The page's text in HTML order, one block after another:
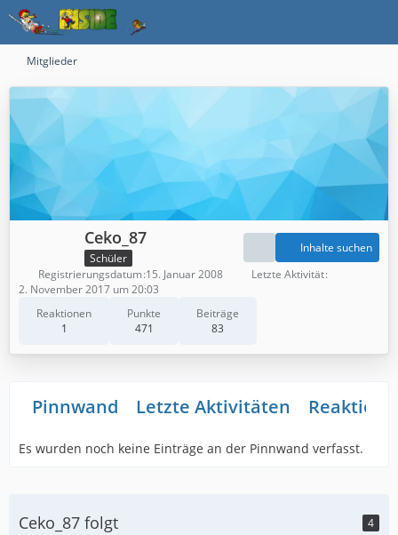
Mitglieder
Ceko_87
Schüler
Reaktionen
1
Punkte
471
Beiträge
83
Inhalte suchen
Registrierungsdatum 15. Januar 2008
Letzte Aktivität
2. November 2017 um 20:03
Pinnwand Letzte Aktivitäten
Es wurden noch keine Einträge an der Pinnwand verfasst.
Ceko_87 folgt 4